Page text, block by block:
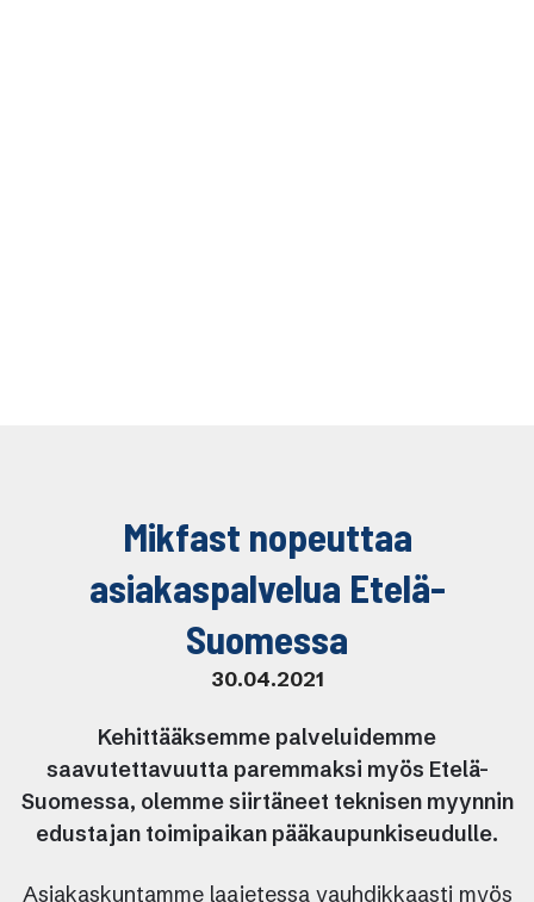
Mikfast nopeuttaa
asiakaspalvelua Etelä-
Suomessa
30.04.2021
Kehittääksemme palveluidemme
saavutettavuutta paremmaksi myös Etelä-
Suomessa, olemme siirtäneet teknisen myynnin
edustajan toimipaikan pääkaupunkiseudulle.
Asiakaskuntamme laajetessa vauhdikkaasti myös